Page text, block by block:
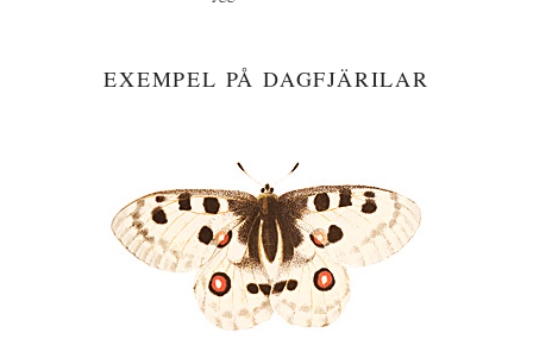
EXEMPEL PÅ DAGFJÄRILAR